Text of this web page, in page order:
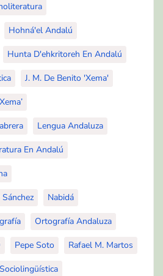
Hohná'el Andalú
Hunta D'ehkritoreh En Andalú
J. M. De Benito 'Xema'
Lengua Andaluza
En Andalú
Nabidá
Ortografía Andaluza
Pepe Soto Rafael M. Martos
Sociolingüística